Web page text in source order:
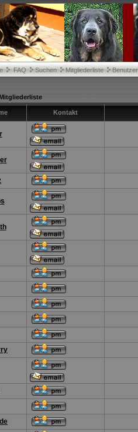
FAQ Suchen Mitgliederliste
Kontakt